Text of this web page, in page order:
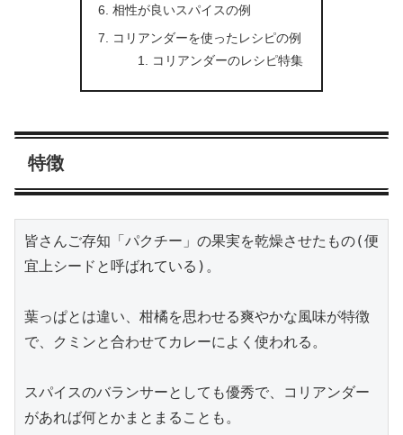
相性が良いスパイスの例
コリアンダーを使ったレシピの例
コリアンダーのレシピ特集
特徴
皆さんご存知「パクチー」の果実を乾燥させたもの(便
宜上シードと呼ばれている)。
葉っぱとは違い、柑橘を思わせる爽やかな風味が特徴
で、クミンと合わせてカレーによく使われる。
スパイスのバランサーとしても優秀で、コリアンダー
があれば何とかまとまることも。